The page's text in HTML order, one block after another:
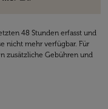
48 Stunden erfasst und
nicht mehr verfügbar. Für
zusätzliche Gebühren und